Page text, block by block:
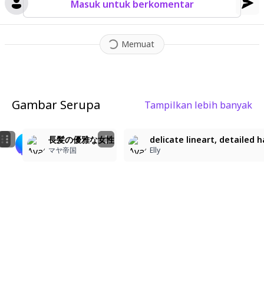
Masuk untuk berkomentar
Memuat
Gambar Serupa Tampilkan lebih banyak
아름다운 캐릭터 일러스트
make jack
delicate lineart, detailed hair, soft lighting, muted
Elly
長髪の優雅な女性
マヤ帝国
delicate lineart, detailed
Elly